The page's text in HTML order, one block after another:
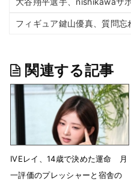
フィギュア鍵山優真、質問
関連する記事
IVEレイ、14歳で決めた運命 月
一評価のプレッシャーと宿舎の